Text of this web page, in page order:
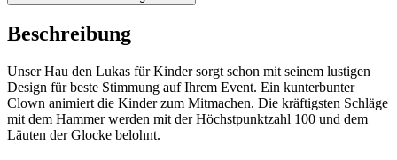
Beschreibung
Unser Hau den Lukas für Kinder sorgt schon mit seinem lustigen
Design für beste Stimmung auf Ihrem Event. Ein kunterbunter
Clown animiert die Kinder zum Mitmachen. Die kräftigsten Schläge
mit dem Hammer werden mit der Höchstpunktzahl 100 und dem
Läuten der Glocke belohnt.